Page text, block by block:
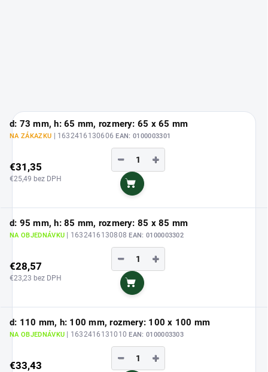
d: 73 mm, h: 65 mm, rozmery: 65 x 65 mm
NA ZÁKAZKU | 1632416130606EAN: 0100003301
€31,35
€25,49 bez DPH
+
−
Do košíka
d: 95 mm, h: 85 mm, rozmery: 85 x 85 mm
NA OBJEDNÁVKU | 1632416130808EAN: 0100003302
€28,57
€23,23 bez DPH
+
−
Do košíka
d: 110 mm, h: 100 mm, rozmery: 100 x 100 mm
NA OBJEDNÁVKU | 1632416131010EAN: 0100003303
€33,43 +
−